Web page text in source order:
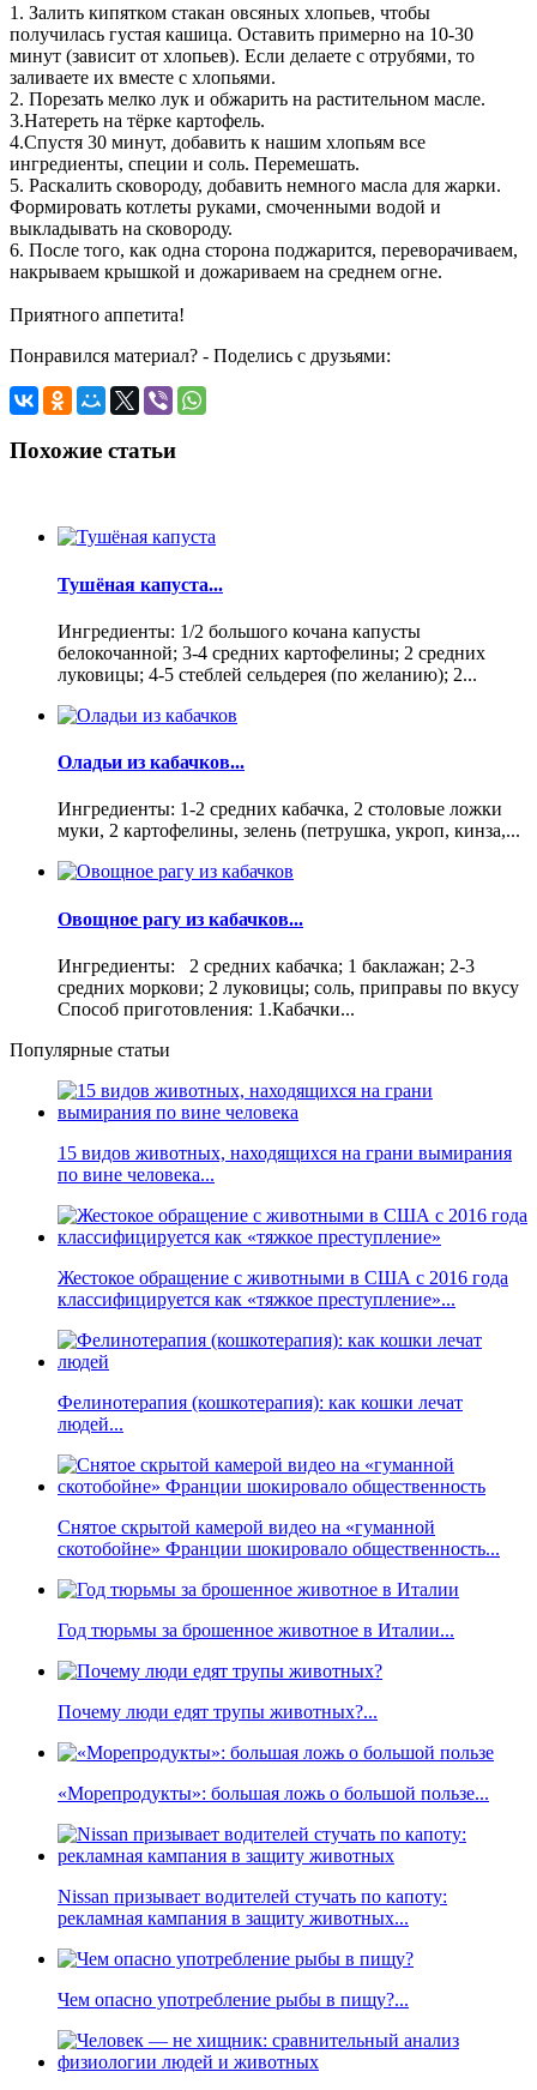
1. Залить кипятком стакан овсяных хлопьев, чтобы
получилась густая кашица. Оставить примерно на 10-30
минут (зависит от хлопьев). Если делаете с отрубями, то
заливаете их вместе с хлопьями.
2. Порезать мелко лук и обжарить на растительном масле.
3.Натереть на тёрке картофель.
4.Спустя 30 минут, добавить к нашим хлопьям все
ингредиенты, специи и соль. Перемешать.
5. Раскалить сковороду, добавить немного масла для жарки.
Формировать котлеты руками, смоченными водой и
выкладывать на сковороду.
6. После того, как одна сторона поджарится, переворачиваем,
накрываем крышкой и дожариваем на среднем огне.
Приятного аппетита!
Понравился материал? - Поделись с друзьями:
Похожие статьи
Тушёная капуста...
Ингредиенты: 1/2 большого кочана капусты
белокочанной; 3-4 средних картофелины; 2 средних
луковицы; 4-5 стеблей сельдерея (по желанию); 2...
Оладьи из кабачков...
Ингредиенты: 1-2 средних кабачка, 2 столовые ложки
муки, 2 картофелины, зелень (петрушка, укроп, кинза,...
Овощное рагу из кабачков...
Ингредиенты: 2 средних кабачка; 1 баклажан; 2-3
средних моркови; 2 луковицы; соль, приправы по вкусу
Способ приготовления: 1.Кабачки...
Популярные статьи
15 видов животных, находящихся на грани вымирания
по вине человека...
Жестокое обращение с животными в США с 2016 года
классифицируется как «тяжкое преступление»...
Фелинотерапия (кошкотерапия): как кошки лечат
людей...
Снятое скрытой камерой видео на «гуманной
скотобойне» Франции шокировало общественность...
Год тюрьмы за брошенное животное в Италии...
Почему люди едят трупы животных?...
«Морепродукты»: большая ложь о большой пользе...
Nissan призывает водителей стучать по капоту:
рекламная кампания в защиту животных...
Чем опасно употребление рыбы в пищу?...